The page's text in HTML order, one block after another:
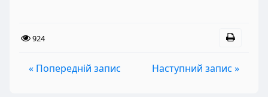
924
« Попередній запис Наступний запис »